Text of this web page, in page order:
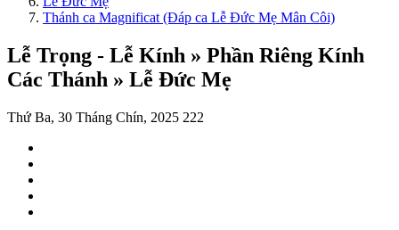
Thánh ca Magnificat (Đáp ca Lễ Đức Mẹ Mân Côi)
Lễ Trọng - Lễ Kính » Phần Riêng Kính
Các Thánh » Lễ Đức Mẹ
Thứ Ba, 30 Tháng Chín, 2025 222